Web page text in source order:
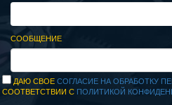
СООБЩЕНИЕ
ДАЮ СВОЕСОГЛАСИЕ НА ОБРАБОТКУ
СООТВЕТСТВИИ С ПОЛИТИКОЙ